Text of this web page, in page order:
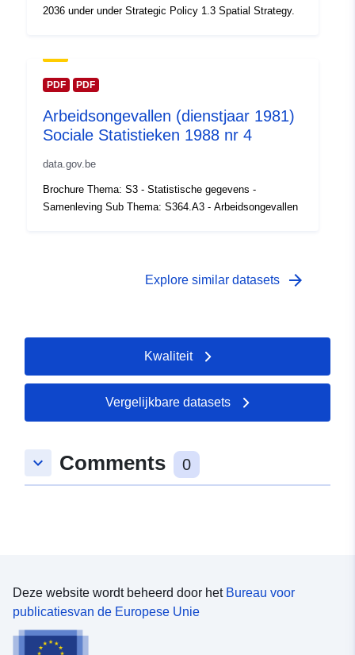
2036 under under Strategic Policy 1.3 Spatial Strategy.
PDF PDF
Arbeidsongevallen (dienstjaar 1981)
Sociale Statistieken 1988 nr 4
data.gov.be
Brochure Thema: S3 - Statistische gegevens -
Samenleving Sub Thema: S364.A3 - Arbeidsongevallen
Explore similar datasets arrow_forward
Kwaliteit
Vergelijkbare datasets
keyboard_arrow_down Comments 0
Deze website wordt beheerd door het Bureau voor
publicatiesvan de Europese Unie